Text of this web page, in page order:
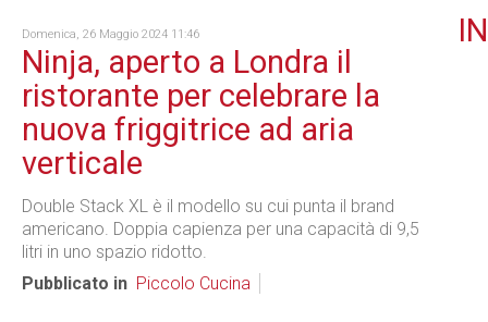
Domenica, 26 Maggio 2024 11:46
Ninja, aperto a Londra il
ristorante per celebrare la
nuova friggitrice ad aria
verticale
Double Stack XL è il modello su cui punta il brand
americano. Doppia capienza per una capacità di 9,5
litri in uno spazio ridotto.
Pubblicato in Piccolo Cucina
IN